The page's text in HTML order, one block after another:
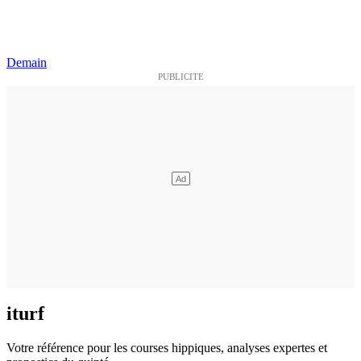
Demain
iturf
Votre référence pour les courses hippiques, analyses expertes et